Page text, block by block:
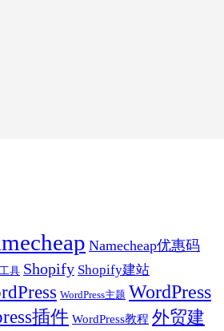
Namecheap优惠码
具 Shopify Shopify建站
WordPress主题 WordPress
插件 WordPress教程 外贸建